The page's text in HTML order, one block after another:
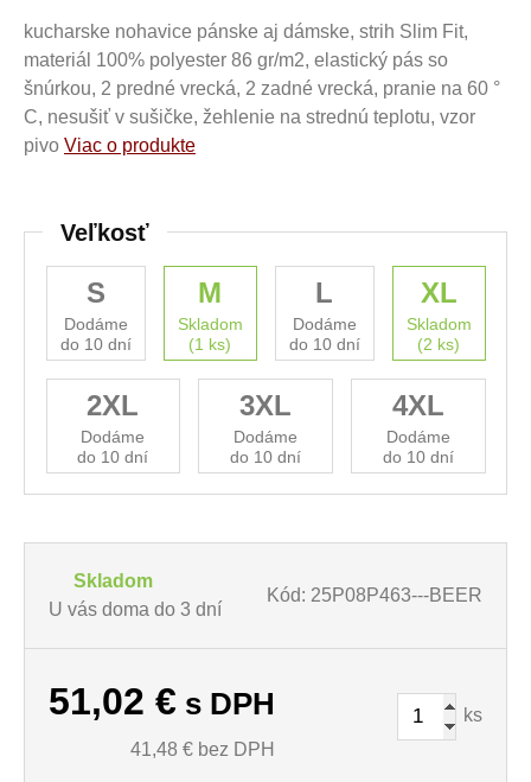
kucharske nohavice pánske aj dámske, strih Slim Fit,
materiál 100% polyester 86 gr/m2, elastický pás so
šnúrkou, 2 predné vrecká, 2 zadné vrecká, pranie na 60 °
C, nesušiť v sušičke, žehlenie na strednú teplotu, vzor
pivo Viac o produkte
Veľkosť
S
Dodáme
do 10 dní
M
Skladom
(1 ks)
L
Dodáme
do 10 dní
XL
Skladom
(2 ks)
2XL
Dodáme
do 10 dní
3XL
Dodáme
do 10 dní
4XL
Dodáme
do 10 dní
Skladom
U vás doma do 3 dní
Kód: 25P08P463---BEER
51,02 € s DPH
41,48 € bez DPH
ks